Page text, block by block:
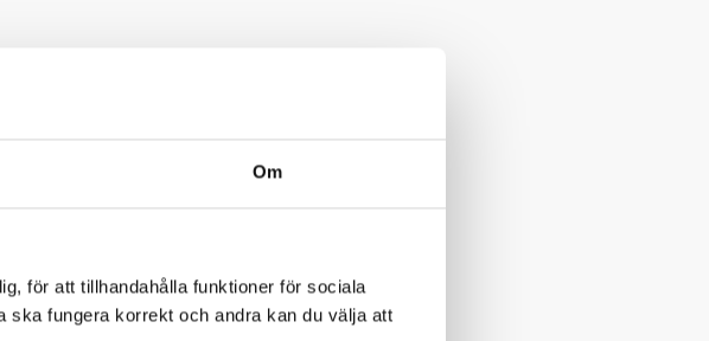
Om
för att tillhandahålla funktioner för sociala
ska fungera korrekt och andra kan du välja att
bland
ha så